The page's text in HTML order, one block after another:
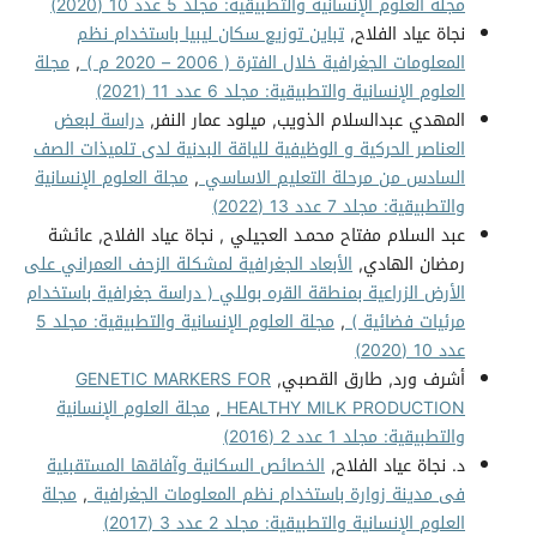
نجاة عياد الفلاح, تباين توزيع سكان ليبيا باستخدام نظم
المعلومات الجغرافية خلال الفترة ( 2006 – 2020 م )
, مجلة
العلوم الإنسانية والتطبيقية: مجلد 6 عدد 11 (2021)
المهدي عبدالسلام الذويب, ميلود عمار النفر, دراسة لبعض
العناصر الحركية و الوظيفية للياقة البدنية لدى تلميذات الصف
السادس من مرحلة التعليم الاساسي, مجلة العلوم الإنسانية
والتطبيقية: مجلد 7 عدد 13 (2022)
عبد السلام مفتاح محمـد العجيلي , نجاة عياد الفلاح, عائشة
رمضان الهادي, الأبعاد الجغرافية لمشكلة الزحف العمراني على
الأرض الزراعية بمنطقة القره بوللي ( دراسة جغرافية باستخدام
مرئيات فضائية ),
مجلة العلوم الإنسانية والتطبيقية: مجلد 5
عدد 10 (2020)
أشرف ورد, طارق القصبي, GENETIC MARKERS FOR
HEALTHY MILK PRODUCTION
, مجلة العلوم الإنسانية
والتطبيقية: مجلد 1 عدد 2 (2016)
د. نجاة عياد الفلاح, الخصائص السكانية وآفاقها المستقبلية
فى مدينة زوارة باستخدام نظم المعلومات الجغرافية, مجلة
العلوم الإنسانية والتطبيقية: مجلد 2 عدد 3 (2017)